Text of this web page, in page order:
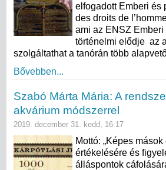
elfogadott Emberi és
des droits de
ami az ENSZ
történelmi elődje az
szolgáltathat a tanórán több
Bővebben...
Szabó Márta Mária: A
akvárium módszerrel
2019. december 31. kedd, 16:17
Mottó: „Képes
értékelésére és
álláspontok